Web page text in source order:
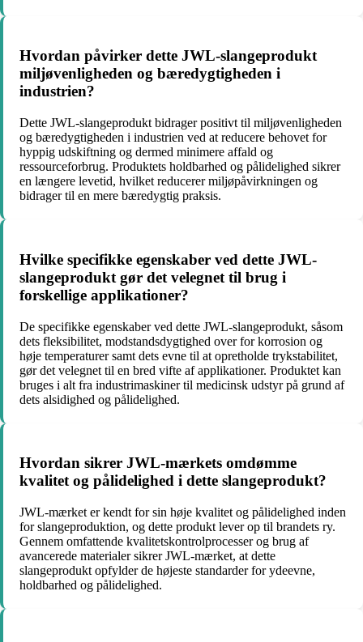
Hvordan påvirker dette JWL-slangeprodukt
miljøvenligheden og bæredygtigheden i
industrien?
Dette JWL-slangeprodukt bidrager positivt til miljøvenligheden
og bæredygtigheden i industrien ved at reducere behovet for
hyppig udskiftning og dermed minimere affald og
ressourceforbrug. Produktets holdbarhed og pålidelighed sikrer
en længere levetid, hvilket reducerer miljøpåvirkningen og
bidrager til en mere bæredygtig praksis.
Hvilke specifikke egenskaber ved dette JWL-
slangeprodukt gør det velegnet til brug i
forskellige applikationer?
De specifikke egenskaber ved dette JWL-slangeprodukt, såsom
dets fleksibilitet, modstandsdygtighed over for korrosion og
høje temperaturer samt dets evne til at opretholde trykstabilitet,
gør det velegnet til en bred vifte af applikationer. Produktet kan
bruges i alt fra industrimaskiner til medicinsk udstyr på grund af
dets alsidighed og pålidelighed.
Hvordan sikrer JWL-mærkets omdømme
kvalitet og pålidelighed i dette slangeprodukt?
JWL-mærket er kendt for sin høje kvalitet og pålidelighed inden
for slangeproduktion, og dette produkt lever op til brandets ry.
Gennem omfattende kvalitetskontrolprocesser og brug af
avancerede materialer sikrer JWL-mærket, at dette
slangeprodukt opfylder de højeste standarder for ydeevne,
holdbarhed og pålidelighed.